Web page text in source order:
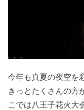
今年も真夏の夜空を
きっとたくさんの方
こでは八王子花火大